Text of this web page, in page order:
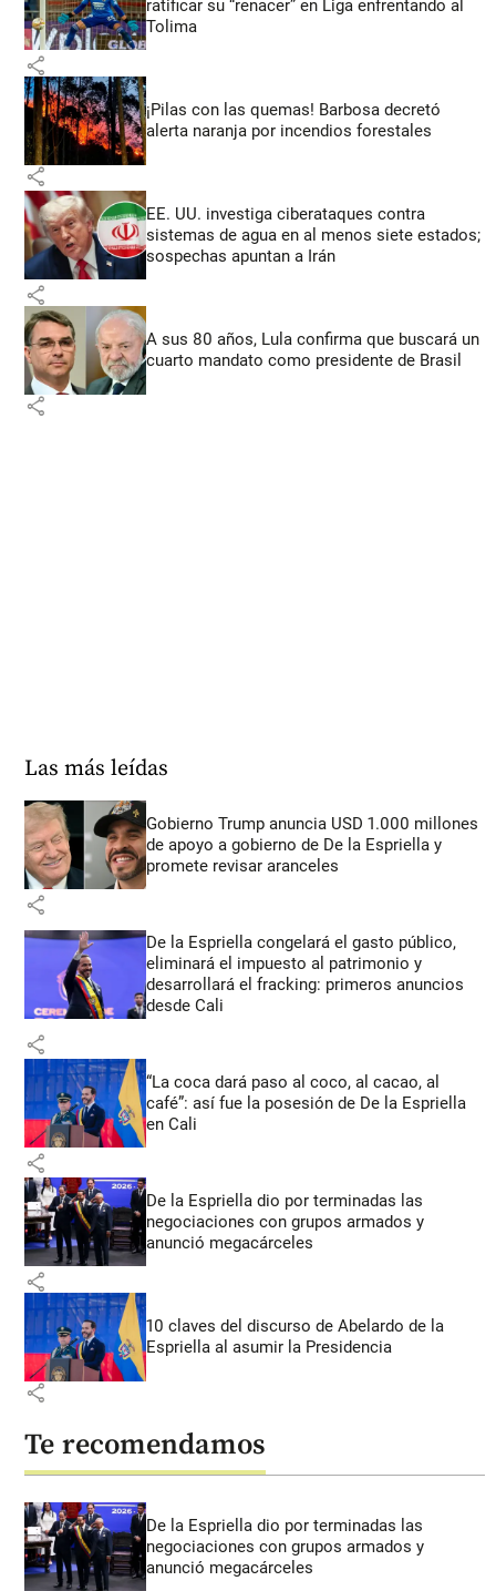
ratificar su “renacer” en Liga enfrentando al
Tolima
share
¡Pilas con las quemas! Barbosa decretó
alerta naranja por incendios forestales
share
EE. UU. investiga ciberataques contra
sistemas de agua en al menos siete estados;
sospechas apuntan a Irán
share
A sus 80 años, Lula confirma que buscará un
cuarto mandato como presidente de Brasil
share
Las más leídas
Gobierno Trump anuncia USD 1.000 millones
de apoyo a gobierno de De la Espriella y
promete revisar aranceles
share
De la Espriella congelará el gasto público,
eliminará el impuesto al patrimonio y
desarrollará el fracking: primeros anuncios
desde Cali
share
“La coca dará paso al coco, al cacao, al
café”: así fue la posesión de De la Espriella
en Cali
share
De la Espriella dio por terminadas las
negociaciones con grupos armados y
anunció megacárceles
share
10 claves del discurso de Abelardo de la
Espriella al asumir la Presidencia
share
Te recomendamos
De la Espriella dio por terminadas las
negociaciones con grupos armados y
anunció megacárceles